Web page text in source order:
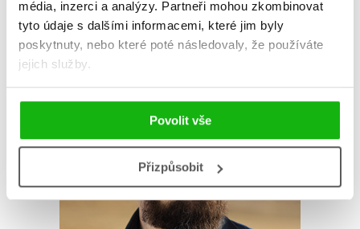
média, inzerci a analýzy. Partneři mohou zkombinovat
tyto údaje s dalšími informacemi, které jim byly
poskytnuty, nebo které poté následovaly, že používáte
jejich služby.
Povolit vše
Přizpůsobit
AUTOR KNIHY